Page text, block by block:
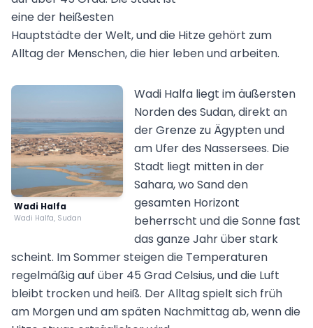
eine der heißesten
Hauptstädte der Welt, und die Hitze gehört zum
Alltag der Menschen, die hier leben und arbeiten.
Wadi Halfa
Wadi Halfa, Sudan
Wadi Halfa liegt im äußersten
Norden des Sudan, direkt an
der Grenze zu Ägypten und
am Ufer des Nassersees. Die
Stadt liegt mitten in der
Sahara, wo Sand den
gesamten Horizont
beherrscht und die Sonne fast
das ganze Jahr über stark
scheint. Im Sommer steigen die Temperaturen
regelmäßig auf über 45 Grad Celsius, und die Luft
bleibt trocken und heiß. Der Alltag spielt sich früh
am Morgen und am späten Nachmittag ab, wenn die